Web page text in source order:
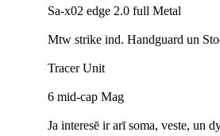
Sa-x02 edge 2.0 full Metal
Mtw strike ind. Handguard un
Tracer Unit
6 mid-cap Mag
Ja interesē ir arī soma, veste, un